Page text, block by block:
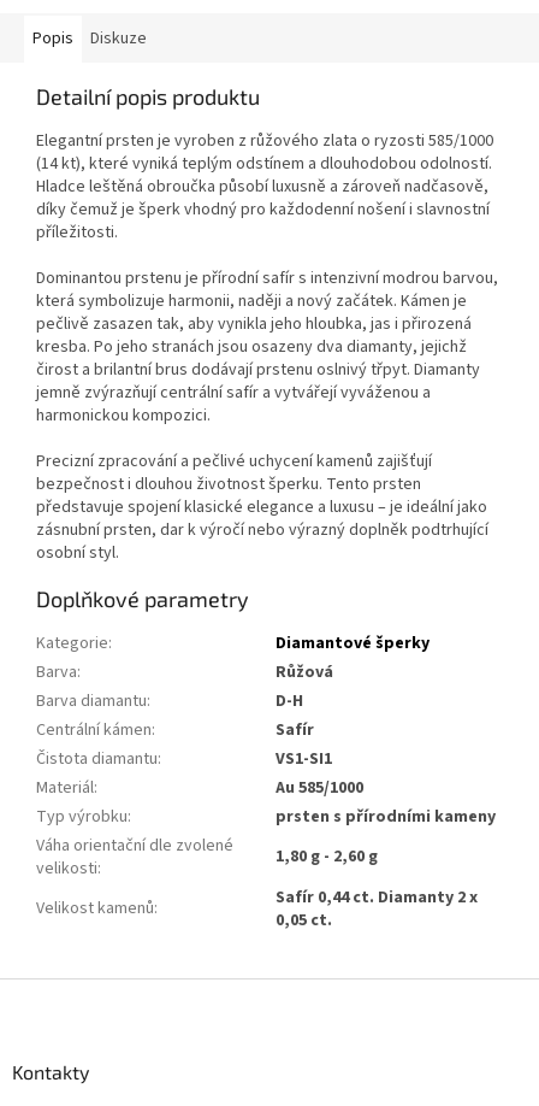
Popis Diskuze
Detailní popis produktu
Elegantní prsten je vyroben z růžového zlata o ryzosti 585/1000
(14 kt), které vyniká teplým odstínem a dlouhodobou odolností.
Hladce leštěná obroučka působí luxusně a zároveň nadčasově,
díky čemuž je šperk vhodný pro každodenní nošení i slavnostní
příležitosti.
Dominantou prstenu je přírodní safír s intenzivní modrou barvou,
která symbolizuje harmonii, naději a nový začátek. Kámen je
pečlivě zasazen tak, aby vynikla jeho hloubka, jas i přirozená
kresba. Po jeho stranách jsou osazeny dva diamanty, jejichž
čirost a brilantní brus dodávají prstenu oslnivý třpyt. Diamanty
jemně zvýrazňují centrální safír a vytvářejí vyváženou a
harmonickou kompozici.
Precizní zpracování a pečlivé uchycení kamenů zajišťují
bezpečnost i dlouhou životnost šperku. Tento prsten
představuje spojení klasické elegance a luxusu – je ideální jako
zásnubní prsten, dar k výročí nebo výrazný doplněk podtrhující
osobní styl.
Doplňkové parametry
Kategorie:
Diamantové šperky
Barva:
Růžová
Barva diamantu:
D-H
Centrální kámen:
Safír
Čistota diamantu:
VS1-SI1
Materiál:
Au 585/1000
Typ výrobku:
prsten s přírodními kameny
Váha orientační dle zvolené
velikosti: 1,80 g - 2,60 g
Velikost kamenů:
Safír 0,44 ct. Diamanty 2 x
0,05 ct.
Kontakty